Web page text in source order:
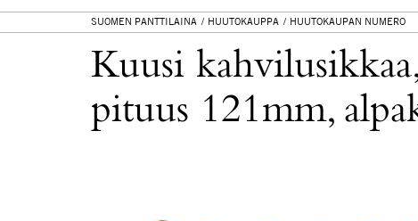
SUOMEN PANTTILAINA HUUTOKAUPPA HUUTOKAUPAN NUMERO
Kuusi
pituus 121mm,